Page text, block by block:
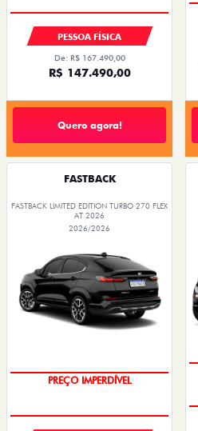
PESSOA FÍSICA
De: R$ 167.490,00
R$ 147.490,00
Quero agora!
FASTBACK
FASTBACK LIMITED EDITION TURBO 270 FLEX
AT 2026
2026/2026
PREÇO IMPERDÍVEL